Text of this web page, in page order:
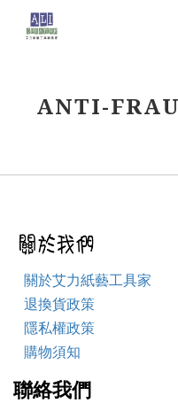
ANTI-
關於艾力紙藝工具家
退換貨政策
隱私權政策
購物須知
聯絡我們